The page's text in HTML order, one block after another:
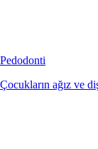
Pedodonti
Çocukların ağız ve